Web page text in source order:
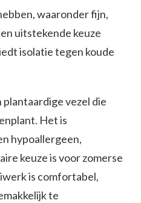
waaronder fijn,
uitstekende keuze
isolatie tegen koude
plantaardige vezel die
Het is
hypoallergeen,
keuze is voor zomerse
is comfortabel,
te